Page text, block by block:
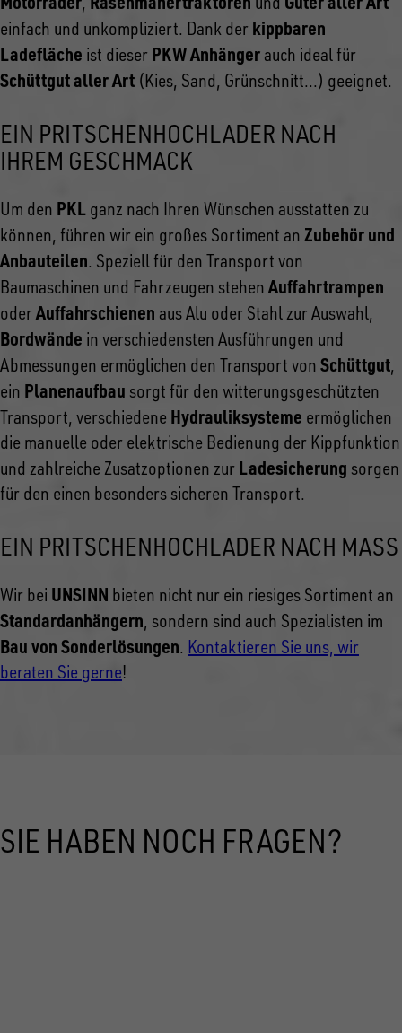
einfach und unkompliziert. Dank der kippbaren
Ladefläche ist dieser PKW Anhänger auch ideal für
Schüttgut aller Art (Kies, Sand, Grünschnitt...) geeignet.
EIN PRITSCHENHOCHLADER NACH
IHREM GESCHMACK
Um den PKL ganz nach Ihren Wünschen ausstatten zu
können, führen wir ein großes Sortiment an Zubehör und
Anbauteilen. Speziell für den Transport von
Baumaschinen und Fahrzeugen stehenAuffahrtrampen
oderAuffahrschienen aus Alu oder Stahl zur Auswahl,
Bordwände in verschiedensten Ausführungen und
Abmessungen ermöglichen den Transport von Schüttgut,
ein Planenaufbau sorgt für den witterungsgeschützten
Transport, verschiedene Hydrauliksysteme ermöglichen
die manuelle oder elektrische Bedienung der Kippfunktion
und zahlreiche Zusatzoptionen zur Ladesicherung sorgen
für den einen besonders sicheren Transport.
EIN PRITSCHENHOCHLADER NACH MASS
Wir bei UNSINN bieten nicht nur ein riesiges Sortiment an
Standardanhängern, sondern sind auch Spezialisten im
Bau von Sonderlösungen. Kontaktieren Sie uns, wir
beraten Sie gerne!
SIE HABEN NOCH FRAGEN?